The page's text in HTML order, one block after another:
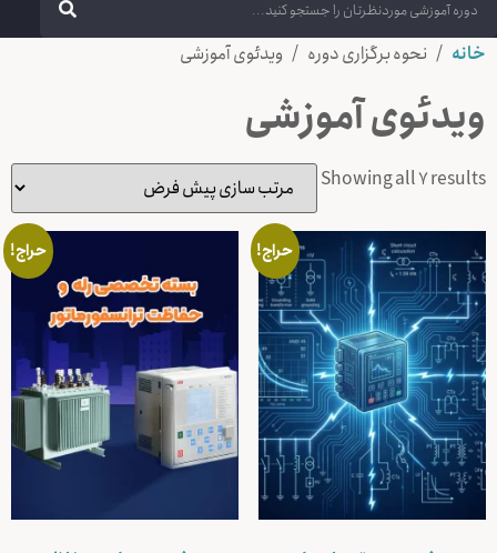
خانه / نحوه برگزاری دوره / ویدئوی آموزشی
ویدئوی آموزشی
Showing all 7 results
حراج! حراج!